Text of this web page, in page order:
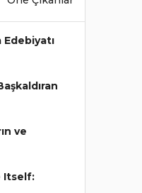
ve
Itself: